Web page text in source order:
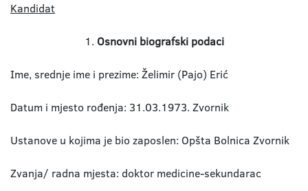
Kandidat
1. Osnovni biografski podaci
Ime, srednje ime i prezime: Želimir (Pajo) Erić
Datum i mjesto rođenja: 31.03.1973. Zvornik
Ustanove u kojima je bio zaposlen: Opšta Bolnica Zvornik
Zvanja/ radna mjesta: doktor medicine-sekundarac